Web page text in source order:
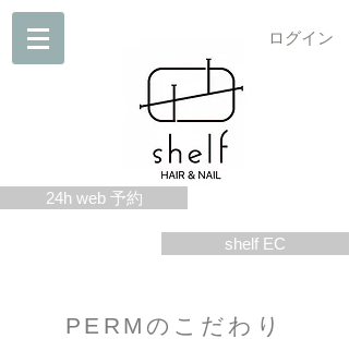
24h web 予約
ログイン
shelf EC
PERMのこだわり